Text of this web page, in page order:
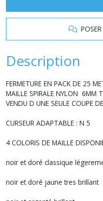
POSER
Description
FERMETURE EN PACK DE 25
MAILLE SPIRALE NYLON 6MM
VENDU D UNE SEULE COUPE
CURSEUR ADAPTABLE : N 5
4 COLORIS DE MAILLE
noir et doré classique
noir et doré jaune tres brillant